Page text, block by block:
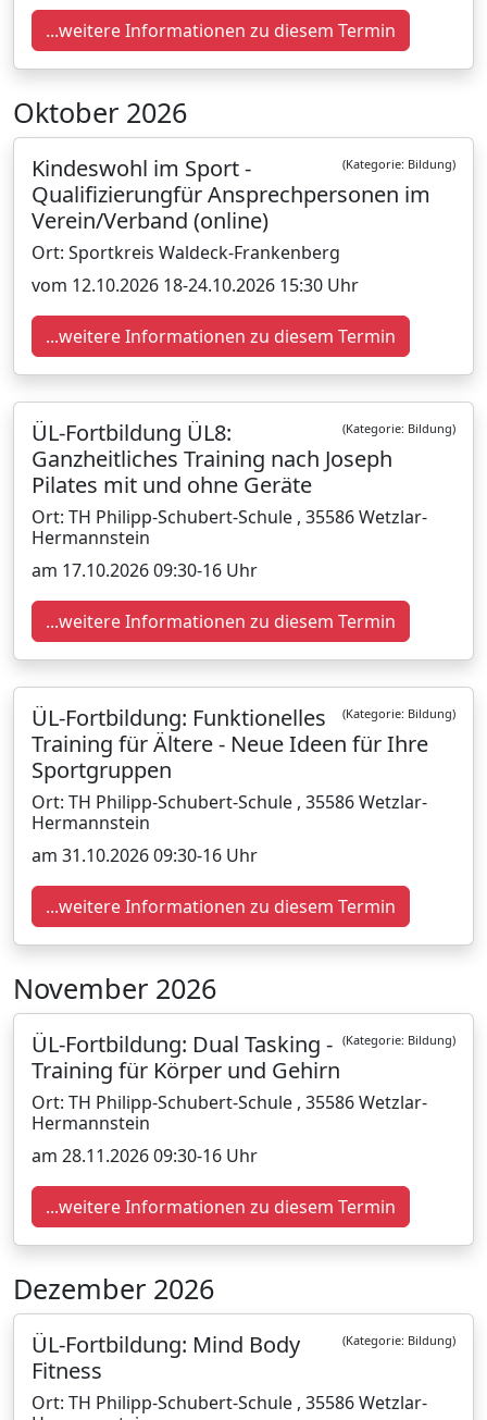
...weitere Informationen zu diesem Termin
Oktober 2026
(Kategorie: Bildung)
Kindeswohl im Sport -
Qualifizierungfür Ansprechpersonen im
Verein/Verband (online)
Ort: Sportkreis Waldeck-Frankenberg
vom 12.10.2026 18-24.10.2026 15:30 Uhr
...weitere Informationen zu diesem Termin
(Kategorie: Bildung)
ÜL-Fortbildung ÜL8:
Ganzheitliches Training nach Joseph
Pilates mit und ohne Geräte
Ort: TH Philipp-Schubert-Schule , 35586 Wetzlar-
Hermannstein
am 17.10.2026 09:30-16 Uhr
...weitere Informationen zu diesem Termin
(Kategorie: Bildung)
ÜL-Fortbildung: Funktionelles
Training für Ältere - Neue Ideen für Ihre
Sportgruppen
Ort: TH Philipp-Schubert-Schule , 35586 Wetzlar-
Hermannstein
am 31.10.2026 09:30-16 Uhr
...weitere Informationen zu diesem Termin
November 2026
(Kategorie: Bildung)
ÜL-Fortbildung: Dual Tasking -
Training für Körper und Gehirn
Ort: TH Philipp-Schubert-Schule , 35586 Wetzlar-
Hermannstein
am 28.11.2026 09:30-16 Uhr
...weitere Informationen zu diesem Termin
Dezember 2026
(Kategorie: Bildung)
ÜL-Fortbildung: Mind Body
Fitness
Ort: TH Philipp-Schubert-Schule , 35586 Wetzlar-